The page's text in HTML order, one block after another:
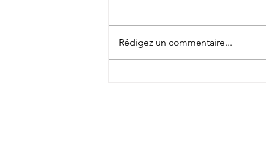
Rédigez un commentaire...